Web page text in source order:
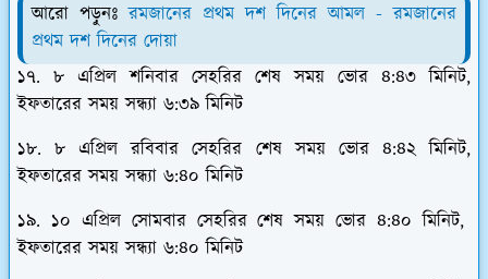
আরো পড়ুনঃরমজানের প্রথম দশ দিনের আমল - রমজানের
প্রথম দশ দিনের দোয়া
১৭. ৮ এপ্রিল শনিবার সেহরির শেষ সময় ভোর ৪:৪৩ মিনিট,
ইফতারের সময় সন্ধ্যা ৬:৩৯ মিনিট
১৮. ৮ এপ্রিল রবিবার সেহরির শেষ সময় ভোর ৪:৪২ মিনিট,
ইফতারের সময় সন্ধ্যা ৬:৪০ মিনিট
১৯. ১০ এপ্রিল সোমবার সেহরির শেষ সময় ভোর ৪:৪০ মিনিট,
ইফতারের সময় সন্ধ্যা ৬:৪০ মিনিট